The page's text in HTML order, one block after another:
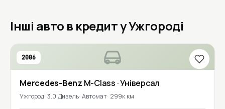
Інші авто в кредит у Ужгороді
2006
Mercedes-Benz M-Class · Універсал
Ужгород 3.0 Дизель Автомат 299к км